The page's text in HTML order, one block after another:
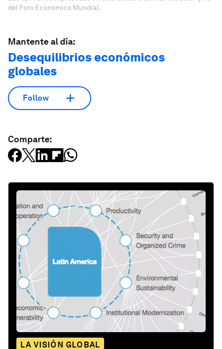
del Foro Económico Mundial.
Mantente al día:
Desequilibrios económicos
globales
Follow
Comparte:
LA VISIÓN GLOBAL